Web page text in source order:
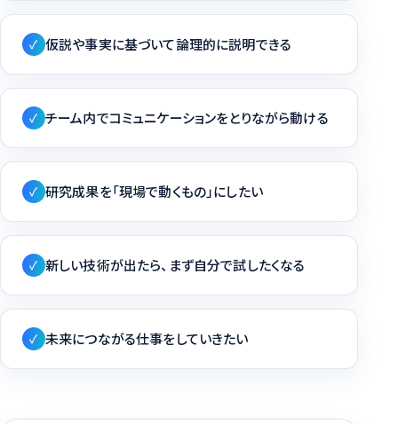
✓ 仮説や事実に基づいて論理的に説明できる
✓ チーム内でコミュニケーションをとりながら動ける
✓ 研究成果を「現場で動くもの」にしたい
✓ 新しい技術が出たら、まず自分で試したくなる
✓ 未来につながる仕事をしていきたい